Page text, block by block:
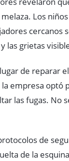
Los
cercanos
las grietas
de reparar
empresa optó
las fugas. No
de
de la